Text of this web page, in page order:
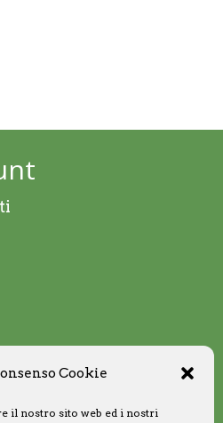
Cookie
il nostro sito web ed i nostri